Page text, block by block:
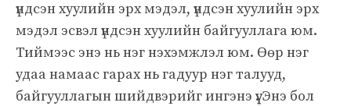
үндсэн хуулийн эрх мэдэл, үндсэн хуулийн эрх
мэдэл эсвэл үндсэн хуулийн байгууллага юм.
Тиймээс энэ нь нэг нэхэмжлэл юм. Өөр нэг
удаа намаас гарах нь гадуур нэг талууд,
байгууллагын шийдвэрийг ингэнэ үү. Энэ бол